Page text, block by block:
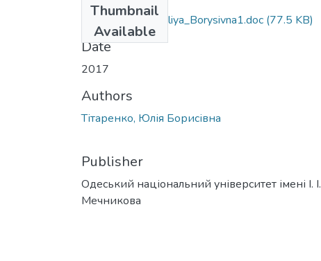
Thumbnail
Available
053_Titarenko_Yuliya_Borysivna1.doc (77.5 KB)
Date
2017
Authors
Тітаренко, Юлія Борисівна
Publisher
Одеський національний університет імені І. І.
Мечникова